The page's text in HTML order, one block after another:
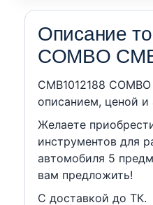
Описание
COMBO
CMB1012188
описанием, ценой и
Желаете
инструментов для
автомобиля 5
вам предложить!
С доставкой до ТК.